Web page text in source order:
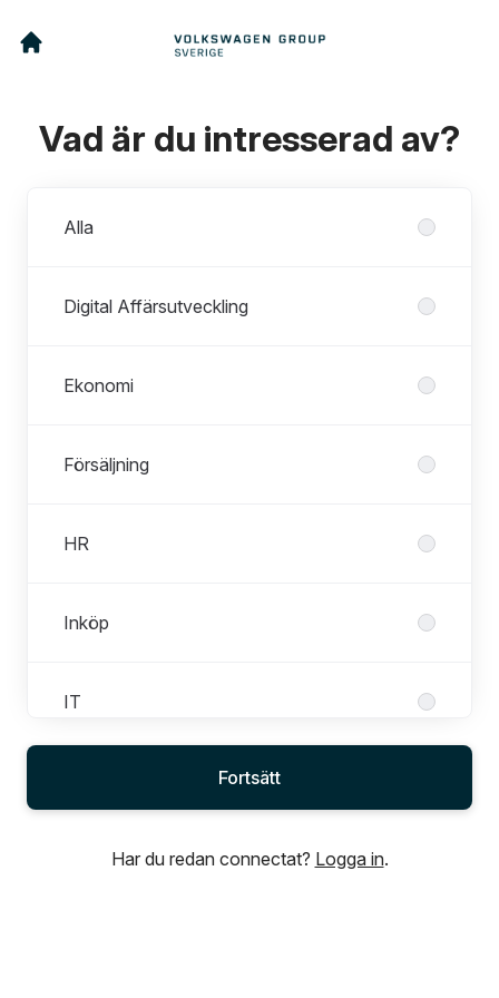
Vad är du intresserad av?
Alla
Digital Affärsutveckling
Ekonomi
Försäljning
HR
Inköp
IT
Legal, Risk & Compliance
Logistikcentrum
Fortsätt
Har du redan connectat? Logga in.